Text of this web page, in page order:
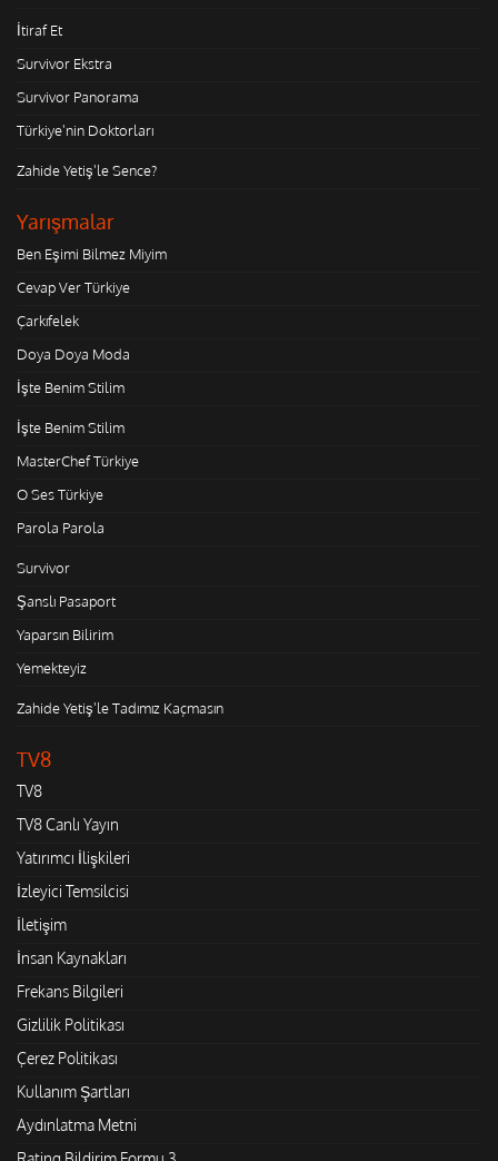
İtiraf Et
Survivor Ekstra
Survivor Panorama
Türkiye'nin Doktorları
Zahide Yetiş'le Sence?
Yarışmalar
Ben Eşimi Bilmez Miyim
Cevap Ver Türkiye
Çarkıfelek
Doya Doya Moda
İşte Benim Stilim
İşte Benim Stilim
MasterChef Türkiye
O Ses Türkiye
Parola Parola
Survivor
Şanslı Pasaport
Yaparsın Bilirim
Yemekteyiz
Zahide Yetiş'le Tadımız Kaçmasın
TV8
TV8
TV8 Canlı Yayın
Yatırımcı İlişkileri
İzleyici Temsilcisi
İletişim
İnsan Kaynakları
Frekans Bilgileri
Gizlilik Politikası
Çerez Politikası
Kullanım Şartları
Aydınlatma Metni